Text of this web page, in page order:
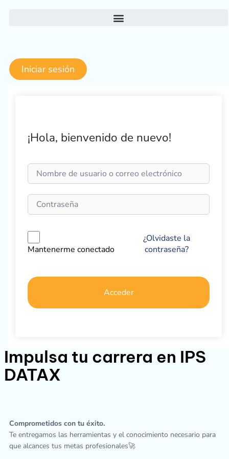
Iniciar sesión
¡Hola, bienvenido de nuevo!
Mantenerme conectado
¿Olvidaste la
contraseña?
Acceder
Impulsa tu carrera en IPS
DATAX
Comprometidos con tu éxito.
Te entregamos las herramientas y el conocimiento necesario para
que alcances tus metas profesionales🚀